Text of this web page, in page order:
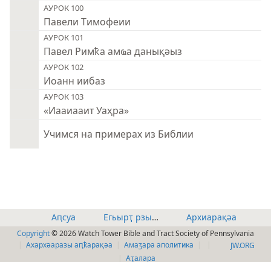
АУРОК 100
Павели Тимофеии
АУРОК 101
Павел Римҟа амҩа данықәыз
АУРОК 102
Иоанн иибаз
АУРОК 103
«Иааиааит Уаҳра»
Учимся на примерах из Библии
Аԥсуа Егьырҭ рзышьҭра Архиарақәа
Copyright© 2026 Watch Tower Bible and Tract Society of Pennsylvania
Ахархәаразы аԥҟарақәа Амаӡара аполитика
JW.ORG
Аҭалара